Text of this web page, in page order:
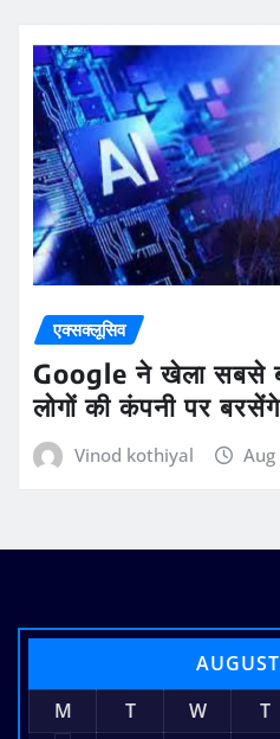
एक्सक्लूसिव
Google ने खेला सबसे
लोगों की कंपनी पर
Vinod kothiyal
M
T W T